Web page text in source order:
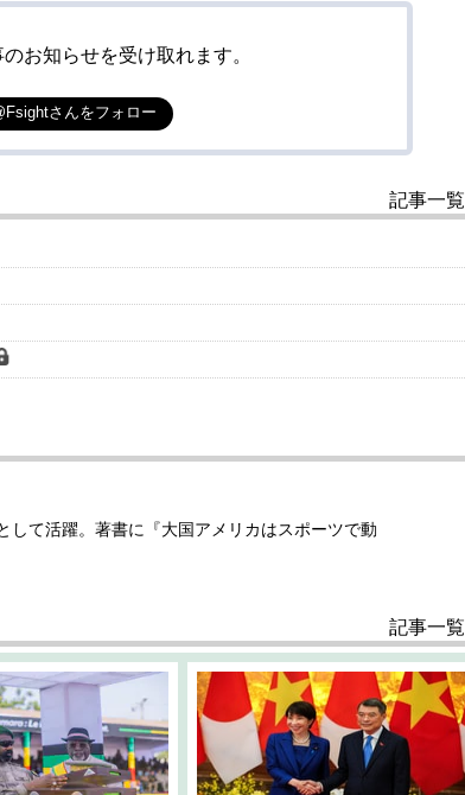
お知らせを受け取れます。
さんをフォロー
記事一覧
て活躍。著書に『大国アメリカはスポーツで動
記事一覧